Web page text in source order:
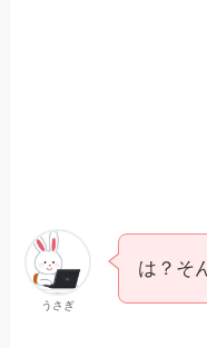
うさぎ
は？そ